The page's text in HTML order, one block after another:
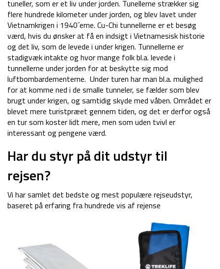
tuneller, som er et liv under jorden. Tunellerne strækker sig
flere hundrede kilometer under jorden, og blev lavet under
Vietnamkrigen i 1940´erne. Cu-Chi tunnellerne er et besøg
værd, hvis du ønsker at få en indsigt i Vietnamesisk historie
og det liv, som de levede i under krigen. Tunnellerne er
stadigvæk intakte og hvor mange folk bl.a. levede i
tunnellerne under jorden for at beskytte sig mod
luftbombardementerne. Under turen har man bl.a. mulighed
for at komme ned i de smalle tunneler, se fælder som blev
brugt under krigen, og samtidig skyde med våben. Området er
blevet mere turistpræet gennem tiden, og det er derfor også
en tur som koster lidt mere, men som uden tvivl er
interessant og pengene værd.
Har du styr på dit udstyr til
rejsen?
Vi har samlet det bedste og mest populære rejseudstyr,
baseret på erfaring fra hundrede vis af rejense